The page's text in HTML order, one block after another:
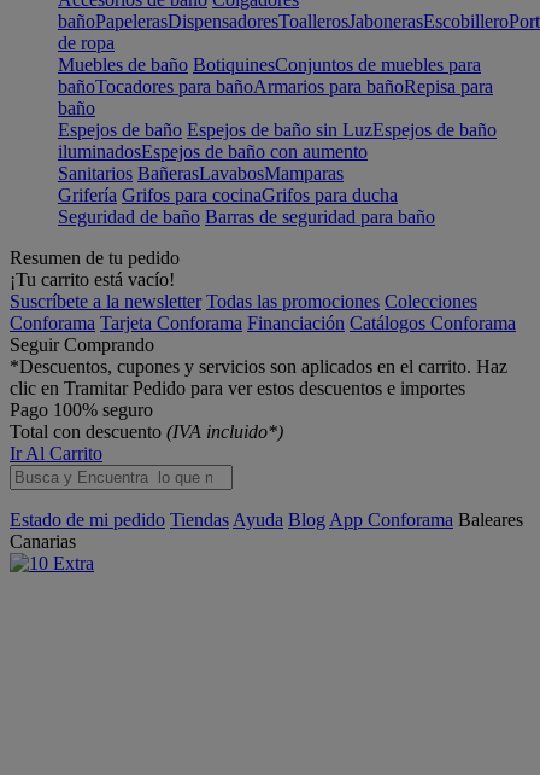
bañoPapelerasDispensadoresToallerosJabonerasEscobillero
de ropa
Muebles de baño BotiquinesConjuntos de muebles para
bañoTocadores para bañoArmarios para bañoRepisa para
baño
Espejos de baño Espejos de baño sin LuzEspejos de baño
iluminadosEspejos de baño con aumento
Sanitarios BañerasLavabosMamparas
Grifería Grifos para cocinaGrifos para ducha
Seguridad de baño Barras de seguridad para baño
Resumen de tu pedido
¡Tu carrito está vacío!
Suscríbete a la newsletter Todas las promociones Colecciones
Conforama Tarjeta Conforama Financiación Catálogos Conforama
Seguir Comprando
*Descuentos, cupones y servicios son aplicados en el carrito. Haz
clic en Tramitar Pedido para ver estos descuentos e importes
Pago 100% seguro
Total con descuento (IVA incluido*)
Ir Al Carrito
Estado de mi pedido Tiendas Ayuda Blog App Conforama Baleares
Canarias